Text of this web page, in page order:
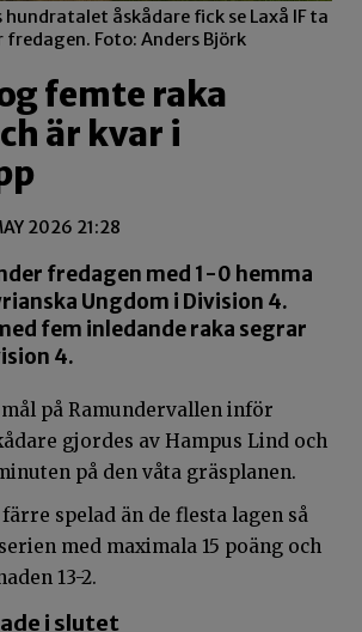
hundratalet åskådare fick se Laxå IF ta
fredagen. Foto: Anders Björk
femte raka
är kvar i
2026 21:28
fredagen med 1-0 hemma
Ungdom i Division 4.
fem inledande raka segrar
4.
på Ramundervallen inför
gjordes av Hampus Lind och
på den våta gräsplanen.
spelad än de flesta lagen så
med maximala 15 poäng och
13-2.
i slutet